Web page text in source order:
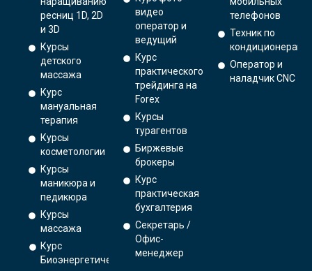
ресниц 1D, 2D
и 3D
Курсы
детского
массажа
Курс
мануальная
терапия
Курсы
косметологии
Курсы
маникюра и
педикюра
Курсы
массажа
Курс
Биоэнергетический
видео
оператор и
ведущий
Курс
практического
трейдинга на
Forex
Курсы
турагентов
Биржевые
брокеры
Курс
практическая
бухгалтерия
Секретарь /
Офис-
менеджер
телефонов
Техник по
кондиционерам
Оператор и
наладчик CNC